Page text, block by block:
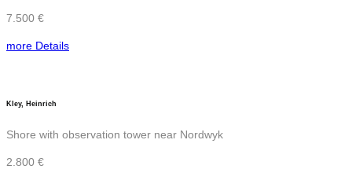
7.500 €
more Details
Kley, Heinrich
Shore with observation tower near Nordwyk
2.800 €